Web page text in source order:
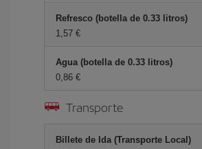
Refresco (botella de 0.33 litros)
1,57 €
Agua (botella de 0.33 litros)
0,86 €
Transporte
Billete de Ida (Transporte Local)